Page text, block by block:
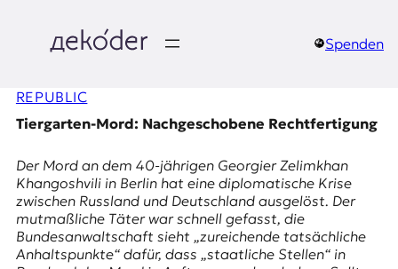
springen
e
k
o
d
e
Spenden
REPUBLIC
Tiergarten-Mord: Nachgeschobene Rechtfertigung
Der Mord an dem 40-jährigen GeorgierZelimkhan
Khangoshviliin Berlin hat eine diplomatische Krise
zwischen Russland und Deutschland ausgelöst. Der
mutmaßliche Täter war schnell gefasst, die
Bundesanwaltschaft sieht „zureichende tatsächliche
Anhaltspunkte“ dafür, dass „staatliche Stellen“ in